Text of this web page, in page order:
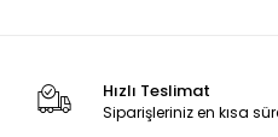
Hızlı Teslimat
Siparişleriniz en kısa